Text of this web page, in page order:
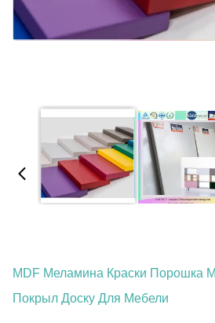
MDF Меламина Краски Порошка
Покрыл Доску Для Мебели